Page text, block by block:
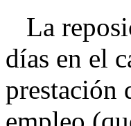
La
días en el
prestación